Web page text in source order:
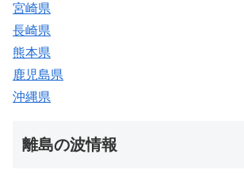
宮崎県
長崎県
熊本県
鹿児島県
沖縄県
離島の波情報